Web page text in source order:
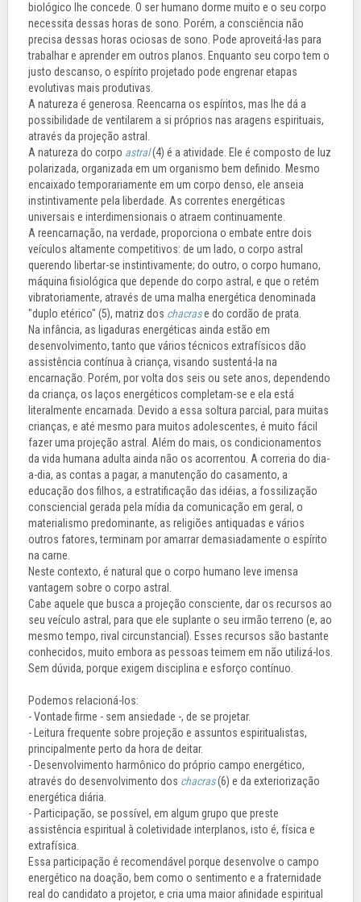
biológico lhe concede. O ser humano dorme muito e o seu corpo
necessita dessas horas de sono. Porém, a consciência não
precisa dessas horas ociosas de sono. Pode aproveitá-las para
trabalhar e aprender em outros planos. Enquanto seu corpo tem o
justo descanso, o espírito projetado pode engrenar etapas
evolutivas mais produtivas.
A natureza é generosa. Reencarna os espíritos, mas lhe dá a
possibilidade de ventilarem a si próprios nas aragens espirituais,
através da projeção astral.
A natureza do corpo astral(4) é a atividade. Ele é composto de luz
polarizada, organizada em um organismo bem definido. Mesmo
encaixado temporariamente em um corpo denso, ele anseia
instintivamente pela liberdade. As correntes energéticas
universais e interdimensionais o atraem continuamente.
A reencarnação, na verdade, proporciona o embate entre dois
veículos altamente competitivos: de um lado, o corpo astral
querendo libertar-se instintivamente; do outro, o corpo humano,
máquina fisiológica que depende do corpo astral, e que o retém
vibratoriamente, através de uma malha energética denominada
"duplo etérico" (5), matriz dos chacrase do cordão de prata.
Na infância, as ligaduras energéticas ainda estão em
desenvolvimento, tanto que vários técnicos extrafísicos dão
assistência contínua à criança, visando sustentá-la na
encarnação. Porém, por volta dos seis ou sete anos, dependendo
da criança, os laços energéticos completam-se e ela está
literalmente encarnada. Devido a essa soltura parcial, para muitas
crianças, e até mesmo para muitos adolescentes, é muito fácil
fazer uma projeção astral. Além do mais, os condicionamentos
da vida humana adulta ainda não os acorrentou. A correria do dia-
a-dia, as contas a pagar, a manutenção do casamento, a
educação dos filhos, a estratificação das idéias, a fossilização
consciencial gerada pela mídia da comunicação em geral, o
materialismo predominante, as religiões antiquadas e vários
outros fatores, terminam por amarrar demasiadamente o espírito
na carne.
Neste contexto, é natural que o corpo humano leve imensa
vantagem sobre o corpo astral.
Cabe aquele que busca a projeção consciente, dar os recursos ao
seu veículo astral, para que ele suplante o seu irmão terreno (e, ao
mesmo tempo, rival circunstancial). Esses recursos são bastante
conhecidos, muito embora as pessoas teimem em não utilizá-los.
Sem dúvida, porque exigem disciplina e esforço contínuo.
Podemos relacioná-los:
- Vontade firme - sem ansiedade -, de se projetar.
- Leitura frequente sobre projeção e assuntos espiritualistas,
principalmente perto da hora de deitar.
- Desenvolvimento harmônico do próprio campo energético,
através do desenvolvimento dos chacras(6) e da exteriorização
energética diária.
- Participação, se possível, em algum grupo que preste
assistência espiritual à coletividade interplanos, isto é, física e
extrafísica.
Essa participação é recomendável porque desenvolve o campo
energético na doação, bem como o sentimento e a fraternidade
real do candidato a projetor, e cria uma maior afinidade espiritual